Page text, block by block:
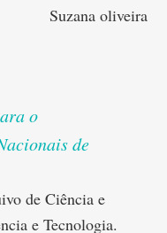
Suzana oliveira
o
de
de Ciência e
e Tecnologia.